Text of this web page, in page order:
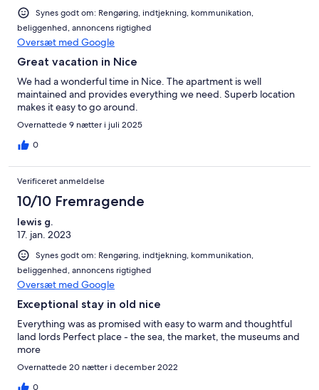
Synes godt om: Rengøring, indtjekning, kommunikation,
beliggenhed, annoncens rigtighed
Oversæt med Google
Great vacation in Nice
We had a wonderful time in Nice. The apartment is well
maintained and provides everything we need. Superb location
makes it easy to go around.
Overnattede 9 nætter i juli 2025
0
Verificeret anmeldelse
10/10 Fremragende
lewis g.
17. jan. 2023
Synes godt om: Rengøring, indtjekning, kommunikation,
beliggenhed, annoncens rigtighed
Oversæt med Google
Exceptional stay in old nice
Everything was as promised with easy to warm and thoughtful
land lords Perfect place - the sea, the market, the museums and
more
Overnattede 20 nætter i december 2022
0